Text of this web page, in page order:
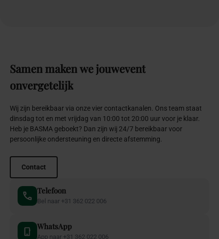
Samen makenwejouwevent
onvergetelijk
Wij zijn bereikbaar via onze vier contactkanalen. Ons team staat
dinsdag tot en met vrijdag van 10:00 tot 20:00 uur voor je klaar.
Heb je BASMA geboekt? Dan zijn wij 24/7 bereikbaar voor
persoonlijke ondersteuning en directe afstemming.
Contact
Telefoon
Bel naar +31 362 022 006
WhatsApp
App naar +31 362 022 006